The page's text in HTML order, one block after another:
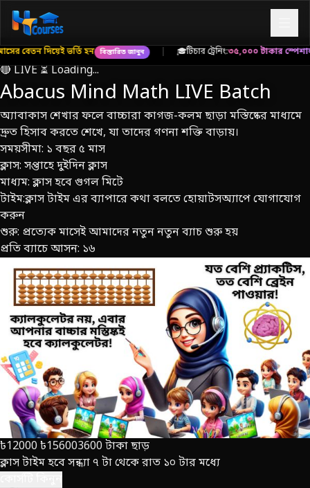
হন বিস্তারিত জানুন | 🎓টিচার ট্রেনিং: ৩৫,০০০ টাকার স্পেশাল ট্রেনিং মাত্র
🔴 LIVE ⏳ Loading...
Abacus Mind Math LIVE Batch
অ্যাবাকাস শেখার ফলে বাচ্চারা কাগজ-কলম ছাড়া মস্তিষ্কের মাধ্যমে
দ্রুত হিসাব করতে শেখে, যা তাদের গণনা শক্তি বাড়ায়।
সময়সীমা: ১ বছর ৫ মাস
ক্লাস: সপ্তাহে দুইদিন ক্লাস
মাধ্যম: ক্লাস হবে গুগল মিটে
টাইম:ক্লাস টাইম এর ব্যাপারে কথা বলতে হোয়াটসঅ্যাপে যোগাযোগ
করুন
শুরু: প্রত্যেক মাসেই আমাদের নতুন নতুন ব্যাচ শুরু হয়
প্রতি ব্যাচে আসন: ১৬
৳12000 ৳156003600 টাকা ছাড়
ক্লাস টাইম হবে সন্ধ্যা ৭ টা থেকে রাত ১০ টার মধ্যে